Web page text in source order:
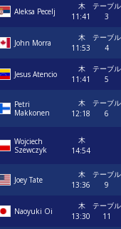
Aleksa Pecelj
木
11:41
テーブル
3
John Morra
木
11:53
テーブル
4
Jesus Atencio
木
11:41
テーブル
5
Petri
Makkonen
木
12:18
テーブル
6
Wojciech
Szewczyk
木
14:54
Joey Tate
木
13:36
テーブル
9
Naoyuki Oi
木
13:30
テーブル
11